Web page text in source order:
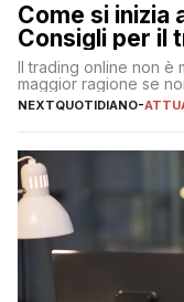
Come si inizia
Consigli per il
Il trading online non è
maggior ragione se
NEXTQUOTIDIANO-